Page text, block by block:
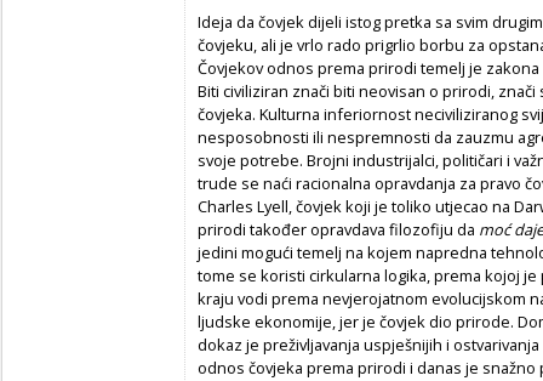
Ideja da čovjek dijeli istog pretka sa svim
čovjeku, ali je vrlo rado prigrlio borbu za
Čovjekov odnos prema prirodi temelj je
Biti civiliziran znači biti neovisan o prirodi,
čovjeka. Kulturna inferiornost neciviliziranog
nesposobnosti ili nespremnosti da zauzmu
svoje potrebe. Brojni industrijalci, političari i
trude se naći racionalna opravdanja za pravo
Charles Lyell, čovjek koji je toliko utjecao na
prirodi također opravdava filozofiju da moć
jedini mogući temelj na kojem napredna
tome se koristi cirkularna logika, prema kojoj
kraju vodi prema nevjerojatnom evolucijskom
ljudske ekonomije, jer je čovjek dio prirode.
dokaz je preživljavanja uspješnijih i
odnos čovjeka prema prirodi i danas je